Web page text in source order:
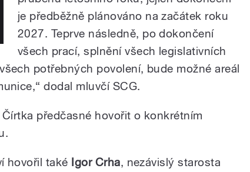
je předběžně plánováno na začátek roku
2027. Teprve následně, po dokončení
všech prací, splnění všech legislativních
potřebných povolení, bude možné areál
dodal mluvčí SCG.
předčasné hovořit o konkrétním
hovořil také Igor Crha, nezávislý starosta